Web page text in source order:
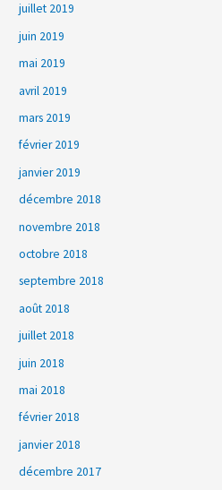
juillet 2019
juin 2019
mai 2019
avril 2019
mars 2019
février 2019
janvier 2019
décembre 2018
novembre 2018
octobre 2018
septembre 2018
août 2018
juillet 2018
juin 2018
mai 2018
février 2018
janvier 2018
décembre 2017